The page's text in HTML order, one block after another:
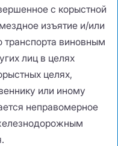
с корыстной
изъятие и/или
виновным
лиц в целях
целях,
или иному
неправомерное